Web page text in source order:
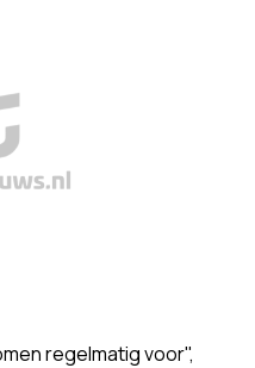
regelmatig voor",